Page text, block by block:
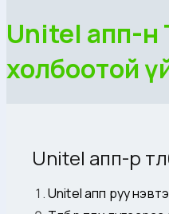
Unitel апп-н
холбоотой
Unitel апп-р
Unitel апп руу